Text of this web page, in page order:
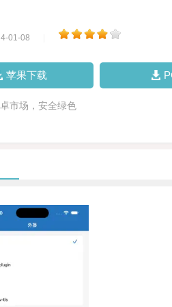
01-08
苹果下载
市场，安全绿色